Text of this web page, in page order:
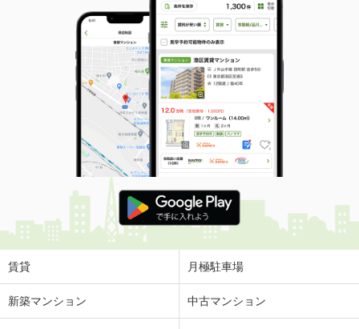
賃貸 月極駐車場
新築マンション 中古マンション